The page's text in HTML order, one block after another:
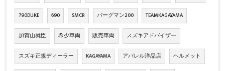
790DUKE 690 SMCR バーグマン200 TEAMKAGAYAMA
加賀山就臣 希少車両 販売車両 スズキアドバイザー
スズキ正規ディーラー KAGAYAMA アパレル洋品店 ヘルメット